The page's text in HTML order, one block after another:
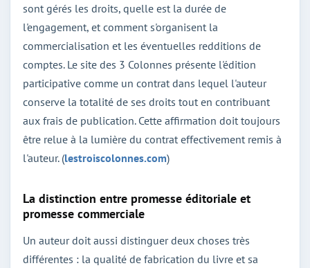
sont gérés les droits, quelle est la durée de
l'engagement, et comment s'organisent la
commercialisation et les éventuelles redditions de
comptes. Le site des 3 Colonnes présente l'édition
participative comme un contrat dans lequel l'auteur
conserve la totalité de ses droits tout en contribuant
aux frais de publication. Cette affirmation doit toujours
être relue à la lumière du contrat effectivement remis à
l'auteur. (lestroiscolonnes.com)
La distinction entre promesse éditoriale et
promesse commerciale
Un auteur doit aussi distinguer deux choses très
différentes : la qualité de fabrication du livre et sa